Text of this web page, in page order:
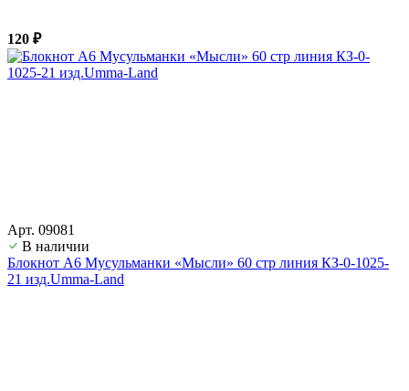
120 ₽
Арт. 09081
В наличии
Блокнот А6 Мусульманки «Мысли» 60 стр линия КЗ-0-1025-
21 изд.Umma-Land